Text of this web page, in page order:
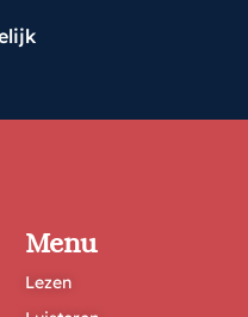
Menu
Lezen